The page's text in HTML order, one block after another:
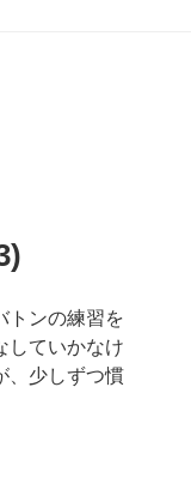
トンの練習を
していかなけ
、少しずつ慣